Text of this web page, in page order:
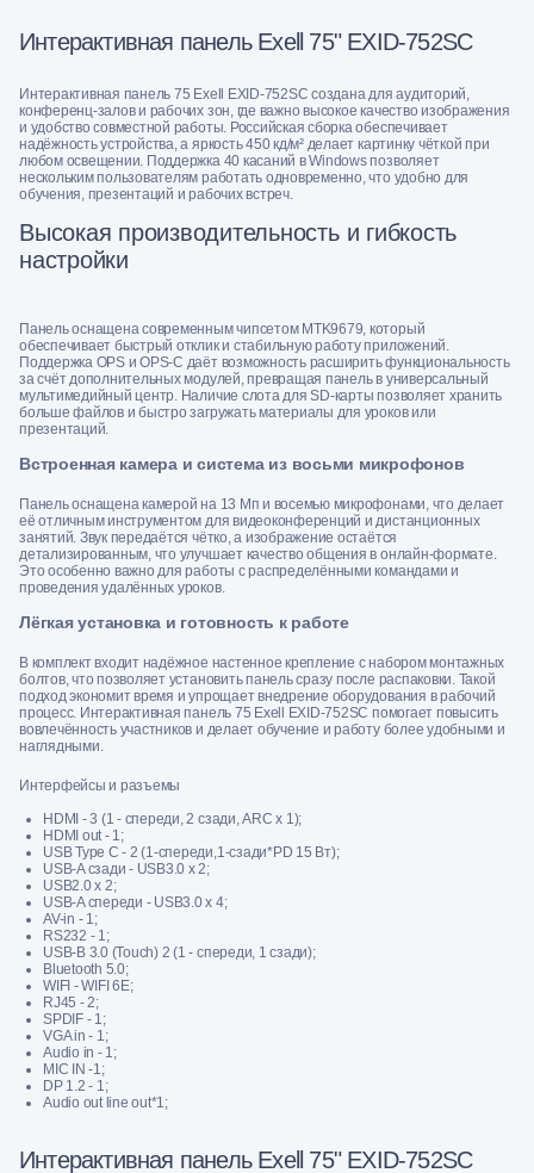
Интерактивная панель Exell 75" EXID-752SC
Интерактивная панель 75 Exell EXID-752SC создана для аудиторий,
конференц-залов и рабочих зон, где важно высокое качество изображения
и удобство совместной работы. Российская сборка обеспечивает
надёжность устройства, а яркость 450 кд/м² делает картинку чёткой при
любом освещении. Поддержка 40 касаний в Windows позволяет
нескольким пользователям работать одновременно, что удобно для
обучения, презентаций и рабочих встреч.
Высокая производительность и гибкость
настройки
Панель оснащена современным чипсетом MTK9679, который
обеспечивает быстрый отклик и стабильную работу приложений.
Поддержка OPS и OPS-C даёт возможность расширить функциональность
за счёт дополнительных модулей, превращая панель в универсальный
мультимедийный центр. Наличие слота для SD-карты позволяет хранить
больше файлов и быстро загружать материалы для уроков или
презентаций.
Встроенная камера и система из восьми микрофонов
Панель оснащена камерой на 13 Мп и восемью микрофонами, что делает
её отличным инструментом для видеоконференций и дистанционных
занятий. Звук передаётся чётко, а изображение остаётся
детализированным, что улучшает качество общения в онлайн-формате.
Это особенно важно для работы с распределёнными командами и
проведения удалённых уроков.
Лёгкая установка и готовность к работе
В комплект входит надёжное настенное крепление с набором монтажных
болтов, что позволяет установить панель сразу после распаковки. Такой
подход экономит время и упрощает внедрение оборудования в рабочий
процесс. Интерактивная панель 75 Exell EXID-752SC помогает повысить
вовлечённость участников и делает обучение и работу более удобными и
наглядными.
Интерфейсы и разъемы
HDMI - 3 (1 - спереди, 2 сзади, ARC х 1);
HDMI out - 1;
USB Type C - 2 (1-спереди,1-сзади*PD 15 Вт);
USB-A сзади - USB3.0 х 2;
USB2.0 х 2;
USB-A спереди - USB3.0 х 4;
AV-in - 1;
RS232 - 1;
USB-B 3.0 (Touch) 2 (1 - спереди, 1 сзади);
Bluetooth 5.0;
WIFI - WIFI 6E;
RJ45 - 2;
SPDIF - 1;
VGA in - 1;
Audio in - 1;
MIC IN -1;
DP 1.2 - 1;
Audio out line out*1;
Интерактивная панель Exell 75" EXID-752SC